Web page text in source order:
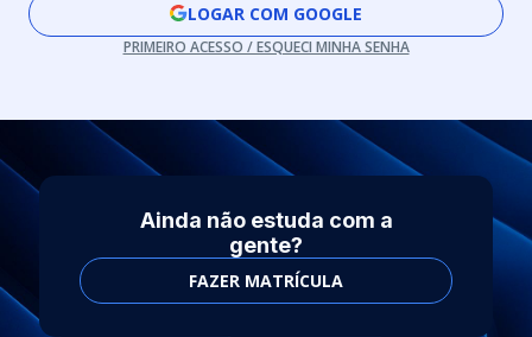
LOGAR COM GOOGLE
PRIMEIRO ACESSO / ESQUECI MINHA SENHA
Ainda não estuda com a
gente?
FAZER MATRÍCULA